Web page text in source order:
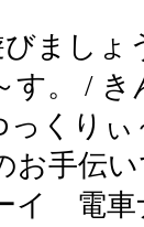
ましょ
す。 / き
っくり
お手伝
イ 電車